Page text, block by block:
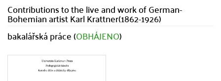
Contributions to the live and work of German-
Bohemian artist Karl Krattner(1862-1926)
bakalářská práce (OBHÁJENO)